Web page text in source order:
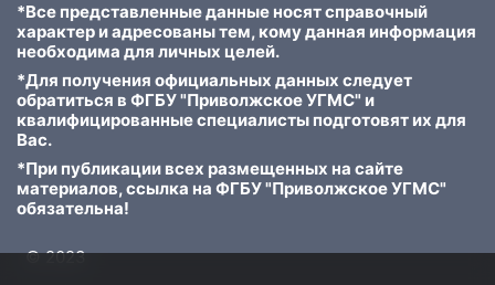
*Все представленные данные носят справочный
характер и адресованы тем, кому данная информация
необходима для личных целей.
*Для получения официальных данных следует
обратиться в ФГБУ "Приволжское УГМС" и
квалифицированные специалисты подготовят их для
Вас.
*При публикации всех размещенных на сайте
материалов, ссылка на ФГБУ "Приволжское УГМС"
обязательна!
© 2023